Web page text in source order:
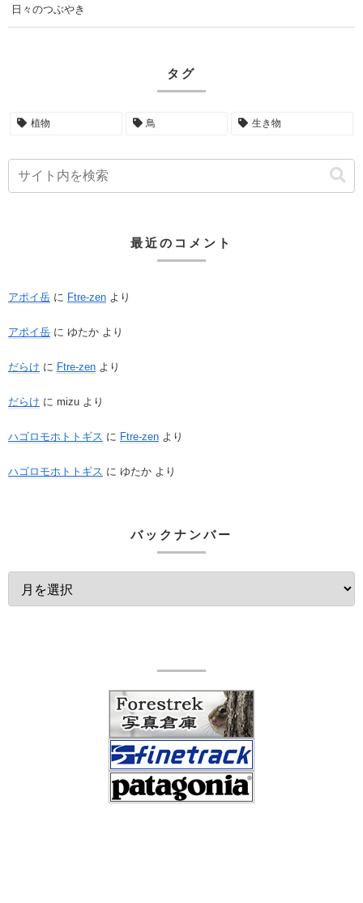
日々のつぶやき
タグ
植物 鳥 生き物
最近のコメント
アポイ岳 に Ftre-zen より
アポイ岳 に ゆたか より
だらけ に Ftre-zen より
だらけ に mizu より
ハゴロモホトトギス に Ftre-zen より
ハゴロモホトトギス に ゆたか より
バックナンバー